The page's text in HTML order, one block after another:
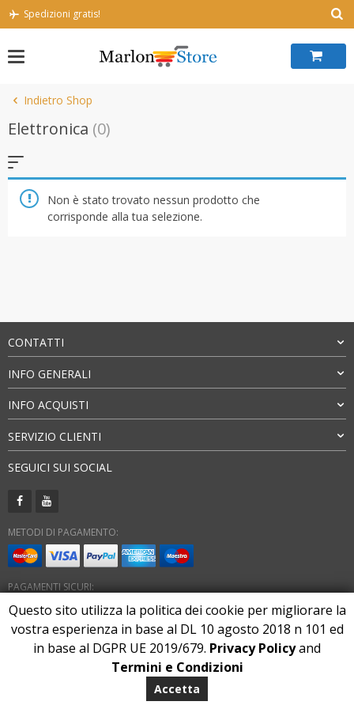
Skip
Spedizioni gratis!
Indietro Shop
Elettronica (0)
Non è stato trovato nessun prodotto che
corrisponde alla tua selezione.
CONTATTI
INFO GENERALI
INFO ACQUISTI
SERVIZIO CLIENTI
SEGUICI SUI SOCIAL
METODI DI PAGAMENTO:
PAGAMENTI SICURI:
Copyright 2026. All Rights Reserved
marlonstore.com
Questo sito utilizza la politica dei cookie per migliorare la
vostra esperienza in base al DL 10 agosto 2018 n 101 ed
in base al DGPR UE 2019/679. Privacy Policyand
Termini e Condizioni
Accetta